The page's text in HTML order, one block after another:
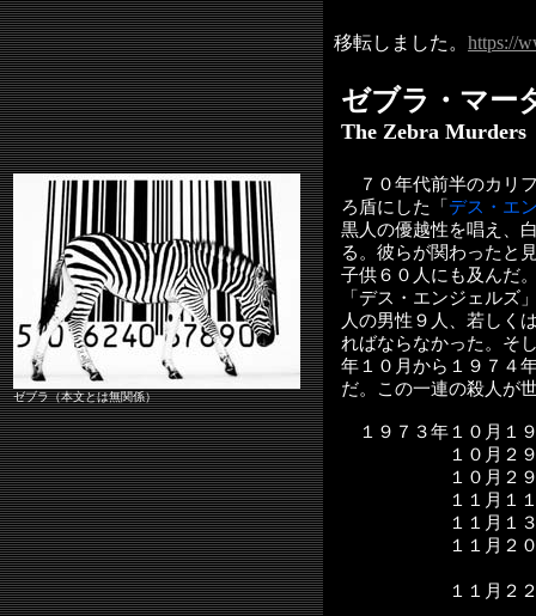
移転しました。 https://
ゼブラ・マー
The Zebra Murders
ゼブラ（本文とは無関係）
７０年代前半のカリ
ろ盾にした「 デス・エ
黒人の優越性を唱え、
る。彼らが関わったと
子供６０人にも及んだ
「デス・エンジェルズ
人の男性９人、若しく
ればならなかった。そ
年１０月から１９７４
だ。この一連の殺人が
１９７３年１０月
１０月２
１０月２
１１月１
１１月１
１１月２
１１月２